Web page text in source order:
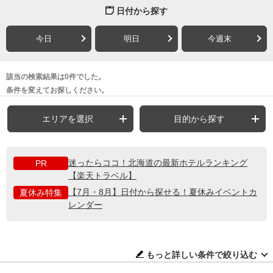
日付から探す
今日 明日 今週末
該当の検索結果は0件でした。
条件を変えてお探しください。
エリアを選択 目的から探す
PR
迷ったらココ！北海道の最新ホテルランキング
【楽天トラベル】
夏休み特集
【7月・8月】日付から探せる！夏休みイベントカ
レンダー
もっと詳しい条件で絞り込む